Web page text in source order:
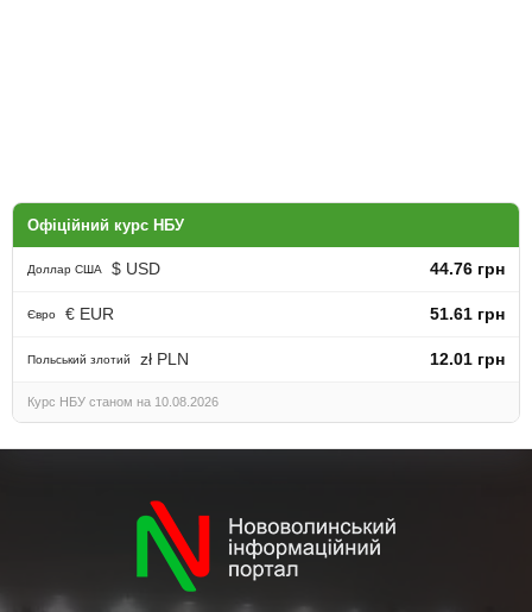
Офіційний курс НБУ
Доллар США $ USD 44.76 грн
Євро € EUR 51.61 грн
Польський злотий zł PLN 12.01 грн
Курс НБУ станом на 10.08.2026